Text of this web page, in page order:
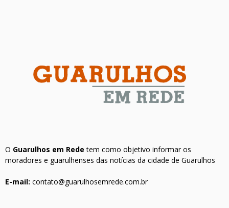
O Guarulhos em Rede tem como objetivo informar os
moradores e guarulhenses das notícias da cidade de Guarulhos
E-mail: contato@guarulhosemrede.com.br